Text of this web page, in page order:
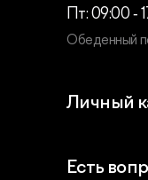
Пт: 09:00 ‑
Обеденный
Личный
Есть